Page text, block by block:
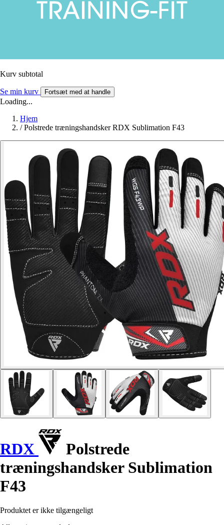
Kurv subtotal
Se min kurv Fortsæt med at handle
Loading...
Hjem
/ Polstrede træningshandsker RDX Sublimation F43
RDX
Polstrede
træningshandsker Sublimation
F43
Produktet er ikke tilgængeligt